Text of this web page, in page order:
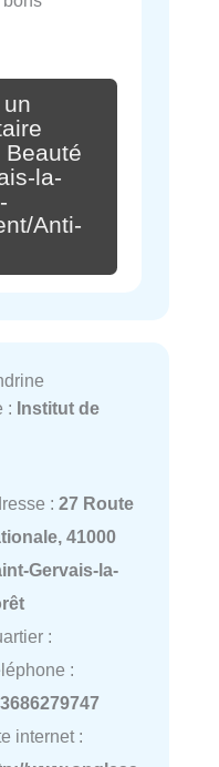
Beauté
la-
Anti-
: Institut de
: 27 Route
41000
Gervais-la-
:
:
internet :